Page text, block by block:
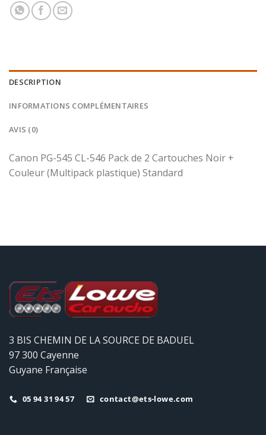
DESCRIPTION
INFORMATIONS COMPLÉMENTAIRES
AVIS (0)
Canon PG-545 CL-546 Pack de 2 Cartouches Noir +
Couleur (Multipack plastique) Standard
3 BIS CHEMIN DE LA SOURCE DE BADUEL
97 300 Cayenne
Guyane Française
05 94 31 94 57 contact@ets-lowe.com